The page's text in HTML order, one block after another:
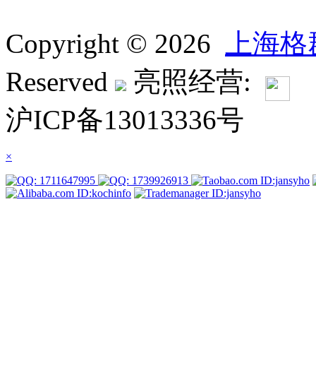
Copyright © 2026
上海
Reserved
亮照经营:
沪ICP备13013336号
×